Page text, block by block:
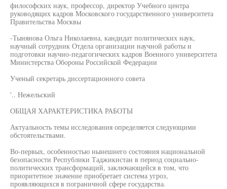
философских наук, профессор, директор Учебного центра
руководящих кадров Московского государственного университета
Правительства Москвы
-Тынянова Ольга Николаевна, кандидат политических наук,
научный сотрудник Отдела организации научной работы и
подготовки научно-педагогических кадров Военного университета
Министерства Обороны Российской Федерации
Ученый секретарь диссертационного совета
'.. Нежельский
ОБЩАЯ ХАРАКТЕРИСТИКА РАБОТЫ
Актуальность темы исследования определяется следующими
обстоятельствами.
Во-первых, особенностью нынешнего состояния национальной
безопасности Республики Таджикистан в период социально-
политических трансформаций, заключающейся в том, что
приоритетное значение приобретает система угроз,
проявляющихся в пограничной сфере государства.